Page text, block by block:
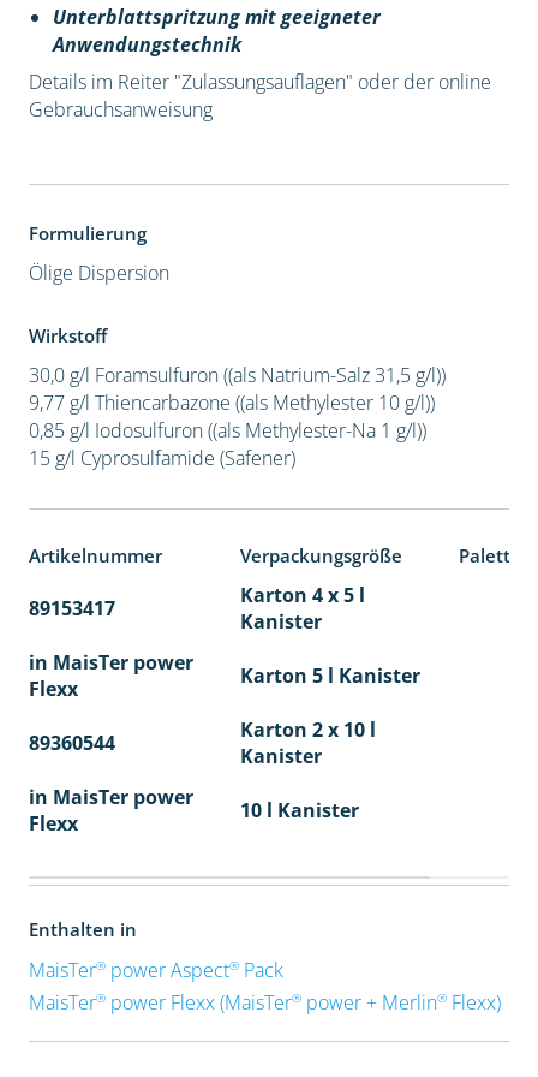
Unterblattspritzung mit geeigneter
Anwendungstechnik
Details im Reiter "Zulassungsauflagen" oder der online
Gebrauchsanweisung
Formulierung
Ölige Dispersion
Wirkstoff
30,0 g/l Foramsulfuron ((als Natrium-Salz 31,5 g/l))
9,77 g/l Thiencarbazone ((als Methylester 10 g/l))
0,85 g/l Iodosulfuron ((als Methylester-Na 1 g/l))
15 g/l Cyprosulfamide (Safener)
Artikelnummer Verpackungsgröße
89153417
Karton 4 x 5 l
Kanister
in MaisTer power
Flexx
Karton 5 l Kanister
89360544
Karton 2 x 10 l
Kanister
in MaisTer power
Flexx
10 l Kanister
Enthalten in
MaisTer®power Aspect®Pack
MaisTer®power Flexx (MaisTer®power + Merlin®Flexx)